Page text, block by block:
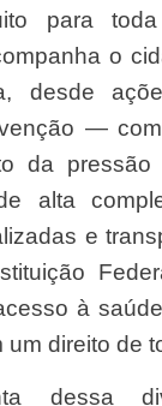
para
o
desde
—
da
alta
e
à
direito de